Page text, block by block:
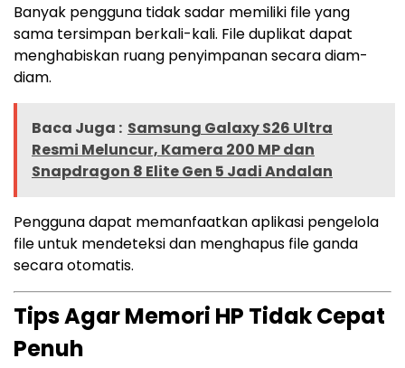
Banyak pengguna tidak sadar memiliki file yang
sama tersimpan berkali-kali. File duplikat dapat
menghabiskan ruang penyimpanan secara diam-
diam.
Baca Juga : Samsung Galaxy S26 Ultra
Resmi Meluncur, Kamera 200 MP dan
Snapdragon 8 Elite Gen 5 Jadi Andalan
Pengguna dapat memanfaatkan aplikasi pengelola
file untuk mendeteksi dan menghapus file ganda
secara otomatis.
Tips Agar Memori HP Tidak Cepat
Penuh